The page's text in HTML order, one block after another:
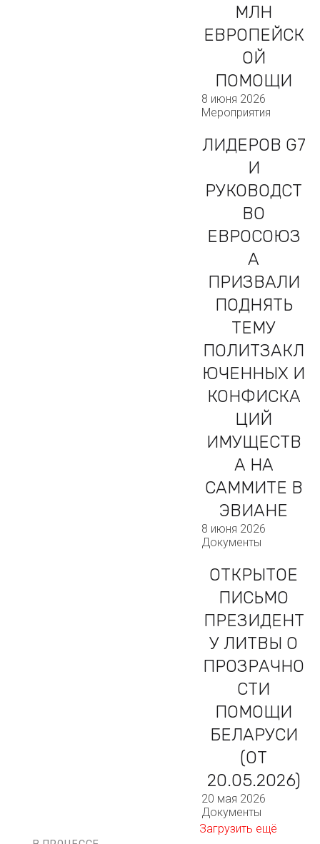
МЛН
ЕВРОПЕЙСК
ОЙ
ПОМОЩИ
8 июня 2026
Мероприятия
ЛИДЕРОВ G7
И
РУКОВОДСТ
ВО
ЕВРОСОЮЗ
А
ПРИЗВАЛИ
ПОДНЯТЬ
ТЕМУ
ПОЛИТЗАКЛ
ЮЧЕННЫХ И
КОНФИСКА
ЦИЙ
ИМУЩЕСТВ
А НА
САММИТЕ В
ЭВИАНЕ
8 июня 2026
Документы
ОТКРЫТОЕ
ПИСЬМО
ПРЕЗИДЕНТ
У ЛИТВЫ О
ПРОЗРАЧНО
СТИ
ПОМОЩИ
БЕЛАРУСИ
(ОТ
20.05.2026)
20 мая 2026
Документы
Загрузить ещё